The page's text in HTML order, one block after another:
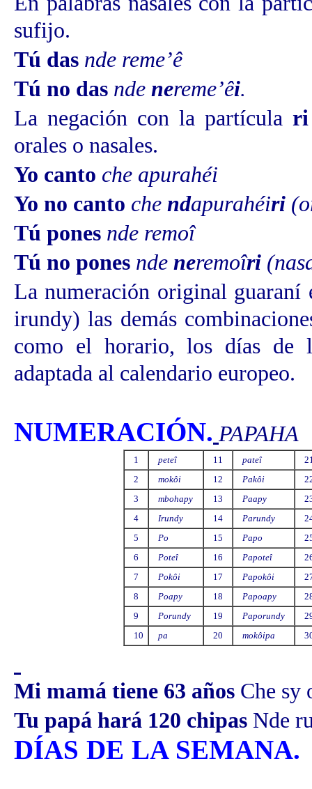
sufijo.
Tú das nde reme’ê
Tú no das nde nereme’êi.
La negación con la partícula ri
orales o nasales.
Yo canto che apurahéi
Yo no canto che ndapurahéiri
Tú pones nde remoî
Tú no pones nde neremoîri
La numeración original
irundy) las demás
como el horario, los días de
adaptada al calendario europeo.
NUMERACIÓN. PAPAHA
1 peteî 11 pateî
2
mokôi 12 Pakôi
3
mbohapy 13 Paapy
4
Irundy 14 Parundy
5
Po 15 Papo
6
Poteî 16 Papoteî
7
Pokôi 17 Papokôi
8
Poapy 18 Papoapy
9
Porundy 19 Paporundy
10
pa 20 mokôipa
Mi mamá tiene 63 años Che sy
Tu papá hará 120 chipas Nde
DÍAS DE LA SEMANA.